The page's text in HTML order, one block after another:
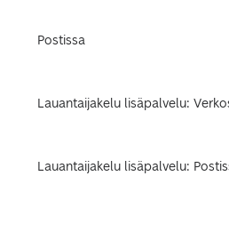
Postissa
Lauantaijakelu lisäpalvelu:
Lauantaijakelu lisäpalvelu: